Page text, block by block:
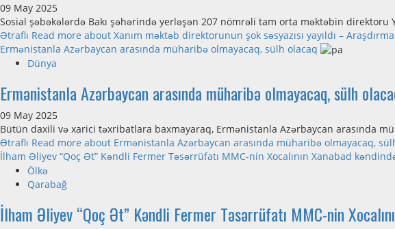
09 May 2025
Sosial şəbəkələrdə Bakı şəhərində yerləşən 207 nömrəli tam orta məktəbin
Ətraflı Read more about Xanım məktəb direktorunun şok səsyazısı yayıldı –
Ermənistanla Azərbaycan arasında müharibə olmayacaq, sülh olacaq
Dünya
Ermənistanla Azərbaycan arasında müharibə olmayacaq, sülh
09 May 2025
Bütün daxili və xarici təxribatlara baxmayaraq, Ermənistanla Azərbaycan arasında
Ətraflı Read more about Ermənistanla Azərbaycan arasında müharibə olmayacaq,
İlham Əliyev “Qoç Ət” Kəndli Fermer Təsərrüfatı MMC-nin Xocalının Xanabad
Ölkə
Qarabağ
İlham Əliyev “Qoç Ət” Kəndli Fermer Təsərrüfatı MMC-nin